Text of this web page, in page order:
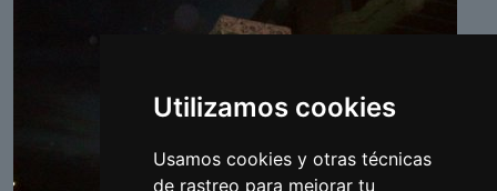
Utilizamos cookies
Usamos cookies y otras técnicas
de rastreo para mejorar tu